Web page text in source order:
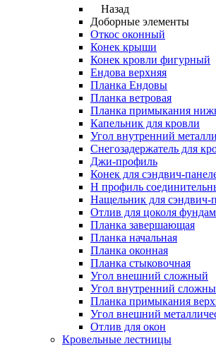
Назад
Доборные элементы
Откос оконный
Конек крыши
Конек кровли фигурный
Ендова верхняя
Планка Ендовы
Планка ветровая
Планка примыкания
Капельник для кровли
Угол внутренний
Снегозадержатель для
Джи-профиль
Конек для сэндвич-
Н профиль
Нащельник для сэндвич-
Отлив для цоколя
Планка завершающая
Планка начальная
Планка оконная
Планка стыковочная
Угол внешний сложный
Угол внутренний
Планка примыкания
Угол внешний
Отлив для окон
Кровельные лестницы